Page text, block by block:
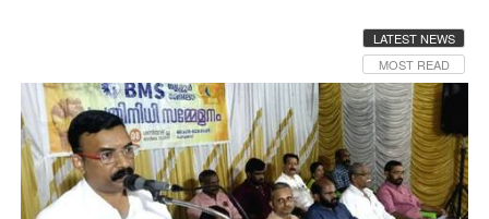
OPINION
PHOTOS
LATEST NEWS
MOST READ